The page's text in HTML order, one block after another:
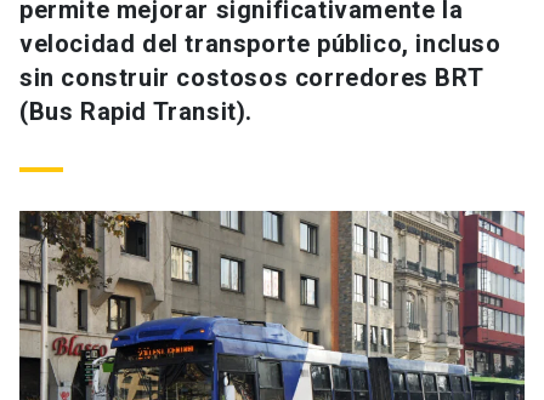
permite mejorar significativamente la
velocidad del transporte público, incluso
sin construir costosos corredores BRT
(Bus Rapid Transit).